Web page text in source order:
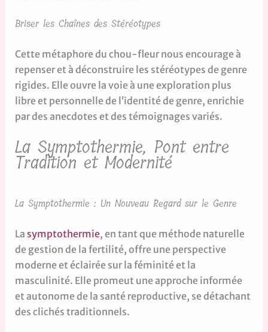
Briser les Chaînes des Stéréotypes
Cette métaphore du chou-fleur nous encourage à
repenser et à déconstruire les stéréotypes de genre
rigides. Elle ouvre la voie à une exploration plus
libre et personnelle de l’identité de genre, enrichie
par des anecdotes et des témoignages variés.
La Symptothermie, Pont entre
Tradition et Modernité
La Symptothermie : Un Nouveau Regard sur le Genre
La symptothermie, en tant que méthode naturelle
de gestion de la fertilité, offre une perspective
moderne et éclairée sur la féminité et la
masculinité. Elle promeut une approche informée
et autonome de la santé reproductive, se détachant
des clichés traditionnels.